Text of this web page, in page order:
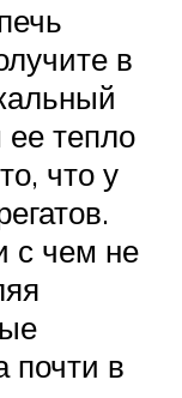
в
тепло
что у
с чем не
почти в